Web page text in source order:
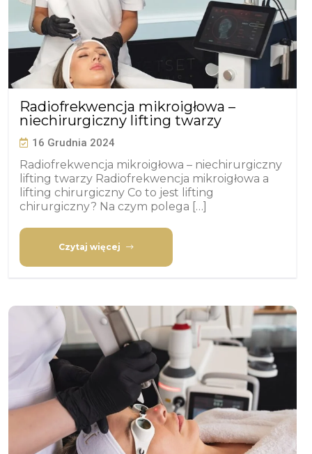
Radiofrekwencja mikroigłowa –
niechirurgiczny lifting twarzy
16 Grudnia 2024
Radiofrekwencja mikroigłowa – niechirurgiczny
lifting twarzy Radiofrekwencja mikroigłowa a
lifting chirurgiczny Co to jest lifting
chirurgiczny? Na czym polega […]
Czytaj więcej